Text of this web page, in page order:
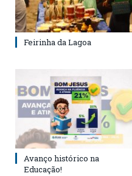
Feirinha da Lagoa
Avanço histórico na
Educação!